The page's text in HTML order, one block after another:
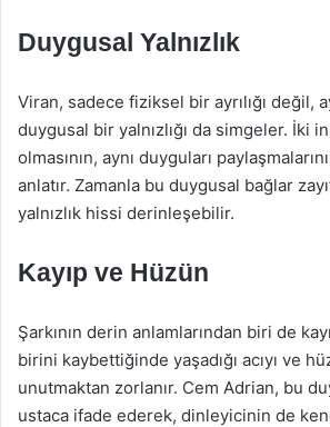
Duygusal Yalnızlık
Viran, sadece fiziksel bir ayrılığı değil,
duygusal bir yalnızlığı da simgeler. İki
olmasının, aynı duyguları
anlatır. Zamanla bu duygusal bağlar
yalnızlık hissi derinleşebilir.
Kayıp ve Hüzün
Şarkının derin anlamlarından biri de
birini kaybettiğinde yaşadığı acıyı ve
unutmaktan zorlanır. Cem Adrian, bu
ustaca ifade ederek, dinleyicinin de